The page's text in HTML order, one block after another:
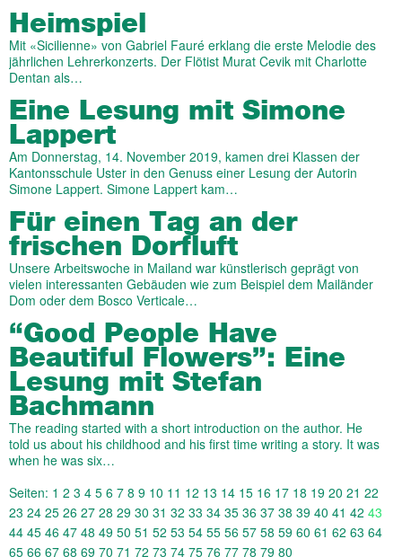
Heimspiel
Mit «Sicilienne» von Gabriel Fauré erklang die erste Melodie des
jährlichen Lehrerkonzerts. Der Flötist Murat Cevik mit Charlotte
Dentan als…
Eine Lesung mit Simone
Lappert
Am Donnerstag, 14. November 2019, kamen drei Klassen der
Kantonsschule Uster in den Genuss einer Lesung der Autorin
Simone Lappert. Simone Lappert kam…
Für einen Tag an der
frischen Dorfluft
Unsere Arbeitswoche in Mailand war künstlerisch geprägt von
vielen interessanten Gebäuden wie zum Beispiel dem Mailänder
Dom oder dem Bosco Verticale…
“Good People Have
Beautiful Flowers”: Eine
Lesung mit Stefan
Bachmann
The reading started with a short introduction on the author. He
told us about his childhood and his first time writing a story. It was
when he was six…
Seiten: 1 2 3 4 5 6 7 8 9 10 11 12 13 14 15 16 17 18 19 20 21 22
23 24 25 26 27 28 29 30 31 32 33 34 35 36 37 38 39 40 41 42 43
44 45 46 47 48 49 50 51 52 53 54 55 56 57 58 59 60 61 62 63 64
65 66 67 68 69 70 71 72 73 74 75 76 77 78 79 80